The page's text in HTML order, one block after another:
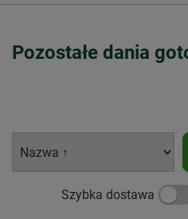
Pozostałe dania
Szybka dostawa